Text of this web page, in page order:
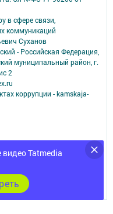
Tatmedia
в сфере связи,
коммуникаций
Суханов
- Российская Федерация,
муниципальный район, г.
2
коррупции - kamskaja-
персонализации сервисов и
настройках браузера.